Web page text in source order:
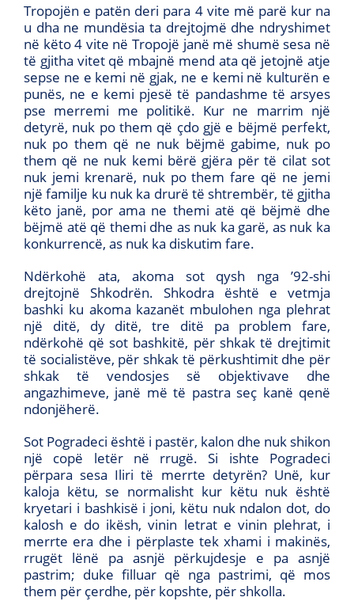
Tropojën e patën deri para 4 vite më parë kur na
u dha ne mundësia ta drejtojmë dhe ndryshimet
në këto 4 vite në Tropojë janë më shumë sesa në
të gjitha vitet që mbajnë mend ata që jetojnë atje
sepse ne e kemi në gjak, ne e kemi në kulturën e
punës, ne e kemi pjesë të pandashme të arsyes
pse merremi me politikë. Kur ne marrim një
detyrë, nuk po them që çdo gjë e bëjmë perfekt,
nuk po them që ne nuk bëjmë gabime, nuk po
them që ne nuk kemi bërë gjëra për të cilat sot
nuk jemi krenarë, nuk po them fare që ne jemi
një familje ku nuk ka drurë të shtrembër, të gjitha
këto janë, por ama ne themi atë që bëjmë dhe
bëjmë atë që themi dhe as nuk ka garë, as nuk ka
konkurrencë, as nuk ka diskutim fare.
Ndërkohë ata, akoma sot qysh nga ’92-shi
drejtojnë Shkodrën. Shkodra është e vetmja
bashki ku akoma kazanët mbulohen nga plehrat
një ditë, dy ditë, tre ditë pa problem fare,
ndërkohë që sot bashkitë, për shkak të drejtimit
të socialistëve, për shkak të përkushtimit dhe për
shkak të vendosjes së objektivave dhe
angazhimeve, janë më të pastra seç kanë qenë
ndonjëherë.
Sot Pogradeci është i pastër, kalon dhe nuk shikon
një copë letër në rrugë. Si ishte Pogradeci
përpara sesa Iliri të merrte detyrën? Unë, kur
kaloja këtu, se normalisht kur këtu nuk është
kryetari i bashkisë i joni, këtu nuk ndalon dot, do
kalosh e do ikësh, vinin letrat e vinin plehrat, i
merrte era dhe i përplaste tek xhami i makinës,
rrugët lënë pa asnjë përkujdesje e pa asnjë
pastrim; duke filluar që nga pastrimi, që mos
them për çerdhe, për kopshte, për shkolla.